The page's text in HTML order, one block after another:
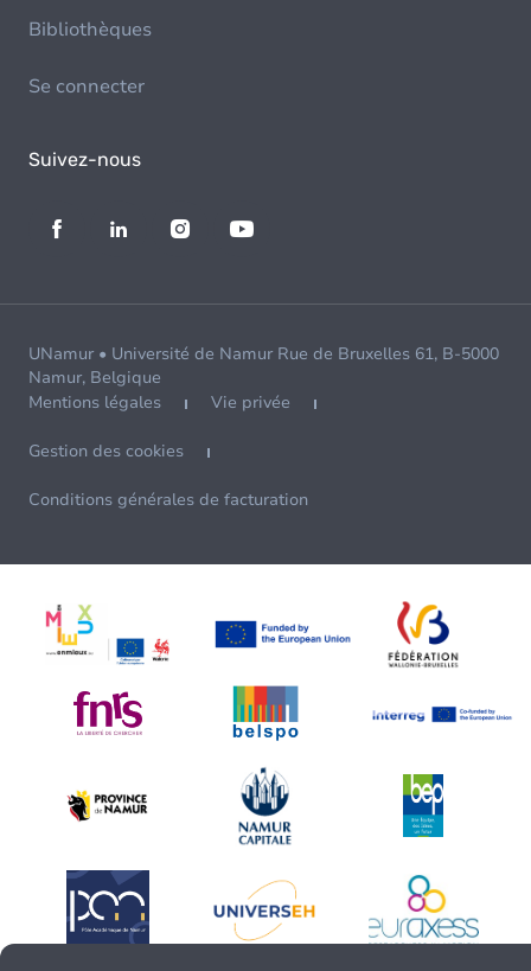
Bibliothèques
Se connecter
Suivez-nous
UNamur • Université de Namur Rue de Bruxelles 61, B-5000
Namur, Belgique
Mentions légales
Vie privée
Gestion des cookies
Conditions générales de facturation